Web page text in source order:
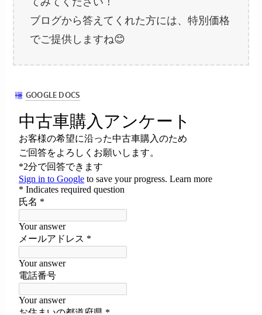
ブログから答えてくれた方には、特別価格
でご提供しますね😊